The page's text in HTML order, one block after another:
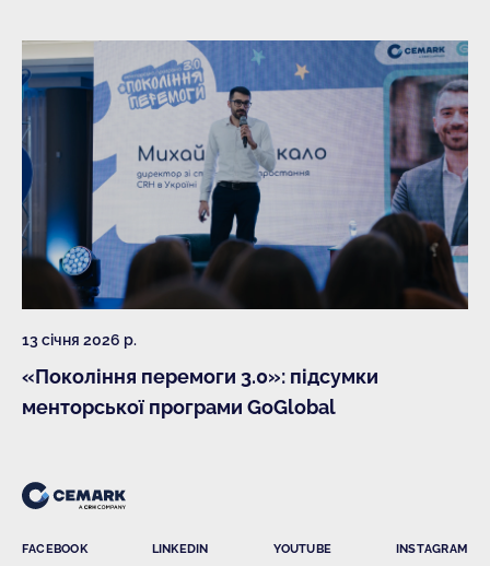
13 січня 2026 р.
«Покоління перемоги 3.0»: підсумки
менторської програми GoGlobal
FACEBOOK LINKEDIN YOUTUBE INSTAGRAM